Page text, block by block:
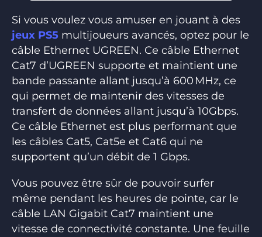
Si vous voulez vous amuser en jouant à des
jeux PS5 multijoueurs avancés, optez pour le
câble Ethernet UGREEN. Ce câble Ethernet
Cat7 d’UGREEN supporte et maintient une
bande passante allant jusqu’à 600 MHz, ce
qui permet de maintenir des vitesses de
transfert de données allant jusqu’à 10Gbps.
Ce câble Ethernet est plus performant que
les câbles Cat5, Cat5e et Cat6 qui ne
supportent qu’un débit de 1 Gbps.
Vous pouvez être sûr de pouvoir surfer
même pendant les heures de pointe, car le
câble LAN Gigabit Cat7 maintient une
vitesse de connectivité constante. Une feuille